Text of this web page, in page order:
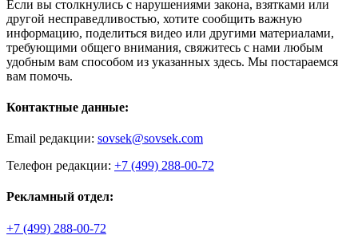
Если вы столкнулись с нарушениями закона, взятками или
другой несправедливостью, хотите сообщить важную
информацию, поделиться видео или другими материалами,
требующими общего внимания, свяжитесь с нами любым
удобным вам способом из указанных здесь. Мы постараемся
вам помочь.
Контактные данные:
Email редакции: sovsek@sovsek.com
Телефон редакции: +7 (499) 288-00-72
Рекламный отдел:
+7 (499) 288-00-72